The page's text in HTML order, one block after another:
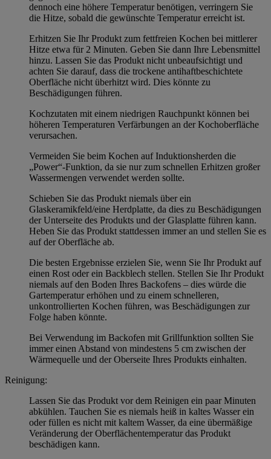
dennoch eine höhere Temperatur benötigen, verringern Sie
die Hitze, sobald die gewünschte Temperatur erreicht ist.
Erhitzen Sie Ihr Produkt zum fettfreien Kochen bei mittlerer
Hitze etwa für 2 Minuten. Geben Sie dann Ihre Lebensmittel
hinzu. Lassen Sie das Produkt nicht unbeaufsichtigt und
achten Sie darauf, dass die trockene antihaftbeschichtete
Oberfläche nicht überhitzt wird. Dies könnte zu
Beschädigungen führen.
Kochzutaten mit einem niedrigen Rauchpunkt können bei
höheren Temperaturen Verfärbungen an der Kochoberfläche
verursachen.
Vermeiden Sie beim Kochen auf Induktionsherden die
„Power“-Funktion, da sie nur zum schnellen Erhitzen großer
Wassermengen verwendet werden sollte.
Schieben Sie das Produkt niemals über ein
Glaskeramikfeld/eine Herdplatte, da dies zu Beschädigungen
der Unterseite des Produkts und der Glasplatte führen kann.
Heben Sie das Produkt stattdessen immer an und stellen Sie es
auf der Oberfläche ab.
Die besten Ergebnisse erzielen Sie, wenn Sie Ihr Produkt auf
einen Rost oder ein Backblech stellen. Stellen Sie Ihr Produkt
niemals auf den Boden Ihres Backofens – dies würde die
Gartemperatur erhöhen und zu einem schnelleren,
unkontrollierten Kochen führen, was Beschädigungen zur
Folge haben könnte.
Bei Verwendung im Backofen mit Grillfunktion sollten Sie
immer einen Abstand von mindestens 5 cm zwischen der
Wärmequelle und der Oberseite Ihres Produkts einhalten.
Reinigung:
Lassen Sie das Produkt vor dem Reinigen ein paar Minuten
abkühlen. Tauchen Sie es niemals heiß in kaltes Wasser ein
oder füllen es nicht mit kaltem Wasser, da eine übermäßige
Veränderung der Oberflächentemperatur das Produkt
beschädigen kann.